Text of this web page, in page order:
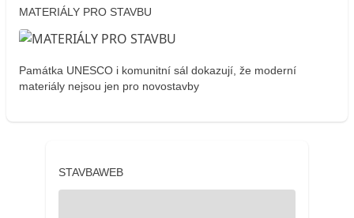
MATERIÁLY PRO STAVBU
Památka UNESCO i komunitní sál dokazují, že moderní
materiály nejsou jen pro novostavby
STAVBAWEB